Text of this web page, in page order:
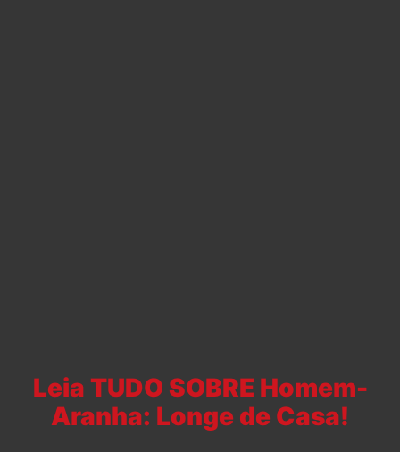
Leia TUDO SOBRE Homem-
Aranha: Longe de Casa!